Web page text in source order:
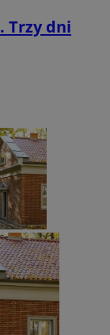
Trzy dni